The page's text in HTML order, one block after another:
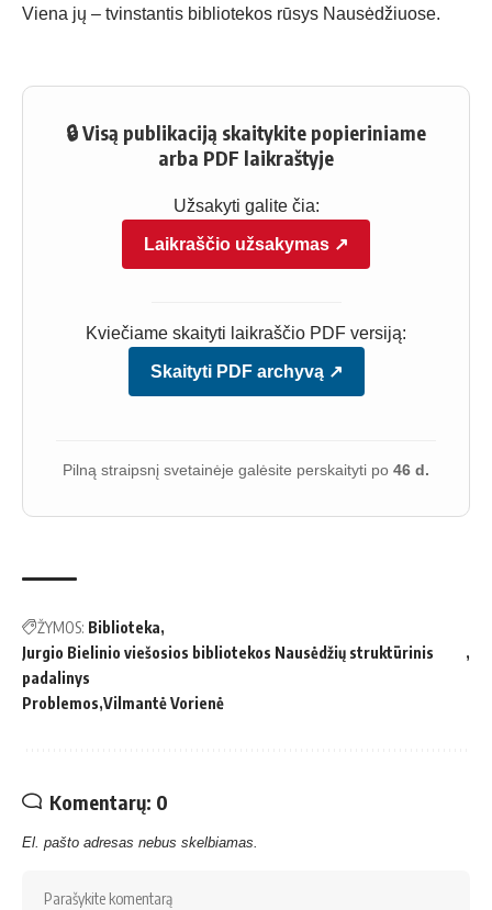
Viena jų – tvinstantis bibliotekos rūsys Nausėdžiuose.
🔒 Visą publikaciją skaitykite popieriniame
arba PDF laikraštyje
Užsakyti galite čia:
Laikraščio užsakymas ↗
Kviečiame skaityti laikraščio PDF versiją:
Skaityti PDF archyvą ↗
Pilną straipsnį svetainėje galėsite perskaityti po 46 d.
ŽYMOS: Biblioteka
Jurgio Bielinio viešosios bibliotekos Nausėdžių struktūrinis
padalinys
Problemos Vilmantė Vorienė
Komentarų: 0
El. pašto adresas nebus skelbiamas.